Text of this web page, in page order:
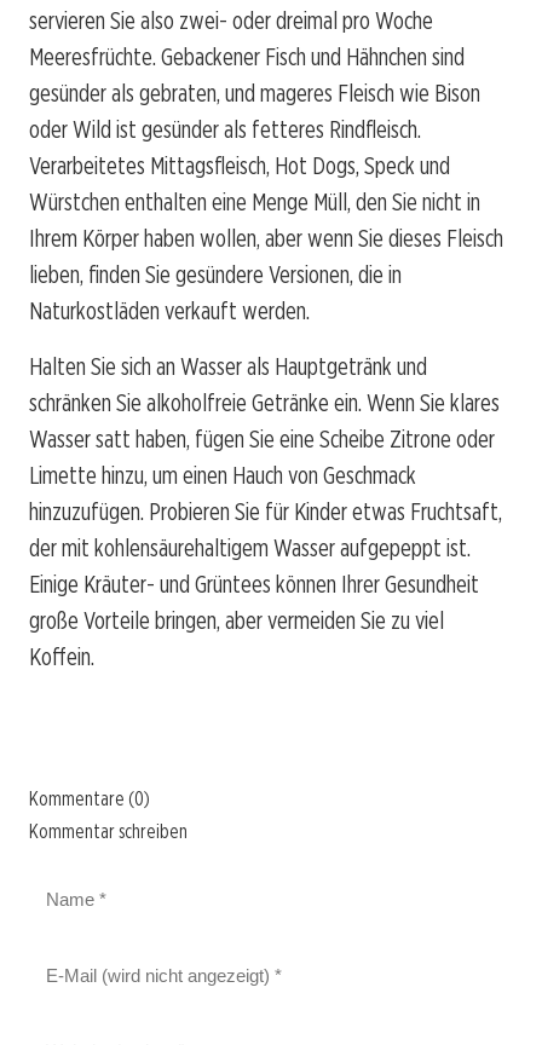
servieren Sie also zwei- oder dreimal pro Woche
Meeresfrüchte. Gebackener Fisch und Hähnchen sind
gesünder als gebraten, und mageres Fleisch wie Bison
oder Wild ist gesünder als fetteres Rindfleisch.
Verarbeitetes Mittagsfleisch, Hot Dogs, Speck und
Würstchen enthalten eine Menge Müll, den Sie nicht in
Ihrem Körper haben wollen, aber wenn Sie dieses Fleisch
lieben, finden Sie gesündere Versionen, die in
Naturkostläden verkauft werden.
Halten Sie sich an Wasser als Hauptgetränk und
schränken Sie alkoholfreie Getränke ein. Wenn Sie klares
Wasser satt haben, fügen Sie eine Scheibe Zitrone oder
Limette hinzu, um einen Hauch von Geschmack
hinzuzufügen. Probieren Sie für Kinder etwas Fruchtsaft,
der mit kohlensäurehaltigem Wasser aufgepeppt ist.
Einige Kräuter- und Grüntees können Ihrer Gesundheit
große Vorteile bringen, aber vermeiden Sie zu viel
Koffein.
Kommentare (0)
Kommentar schreiben